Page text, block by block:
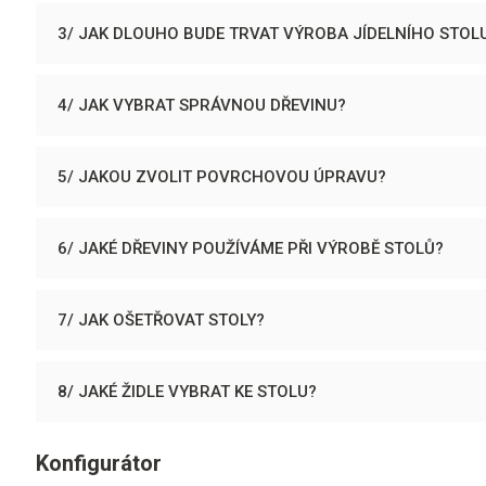
3/ JAK DLOUHO BUDE TRVAT VÝROBA JÍDELNÍHO
4/ JAK VYBRAT SPRÁVNOU DŘEVINU?
5/ JAKOU ZVOLIT POVRCHOVOU ÚPRAVU?
6/ JAKÉ DŘEVINY POUŽÍVÁME PŘI VÝROBĚ STOLŮ?
7/ JAK OŠETŘOVAT STOLY?
8/ JAKÉ ŽIDLE VYBRAT KE STOLU?
Konfigurátor